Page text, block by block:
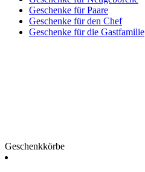
Geschenke für Paare
Geschenke für den Chef
Geschenke für die Gastfamilie
Geschenkkörbe